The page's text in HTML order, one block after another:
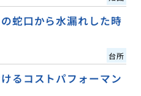
蛇口から水漏れした時
台所
るコストパフォーマン